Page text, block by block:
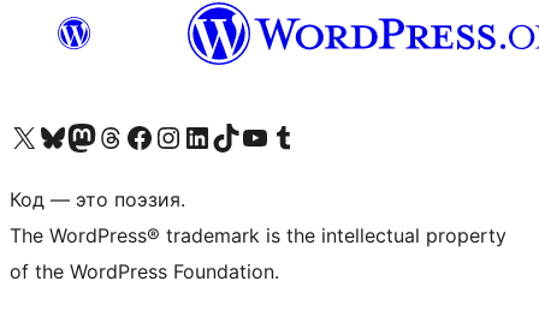
Посетите нас в X (ранее Twitter)
Посетите нашу учётную запись в Bluesky
Посетите нашу ленту в Mastodon
Посетите нашу учётную запись в Threads
Посетите нашу страницу на Facebook
Посетите наш Instagram
Посетите нашу страницу в LinkedIn
Посетите нашу учётную запись в TikTok
Посетите наш канал YouTube
Посетите нашу учётную запись в Tumblr
Код — это поэзия.
The WordPress® trademark is the intellectual property
of the WordPress Foundation.